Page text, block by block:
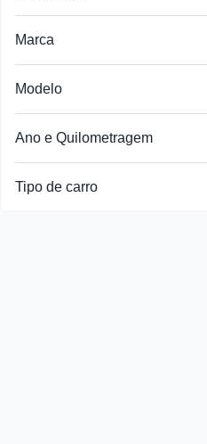
Marca
Modelo
Ano e Quilometragem
Tipo de carro